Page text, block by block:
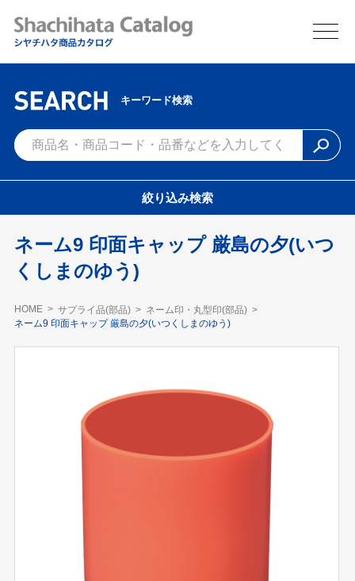
キーワード検索
絞り込み検索
ネーム9 印面キャップ 厳島の夕(いつ
くしまのゆう)
HOME サプライ品(部品)
ネーム印・丸型印(部品)
ネーム9 印面キャップ 厳島の夕(いつくしまのゆう)